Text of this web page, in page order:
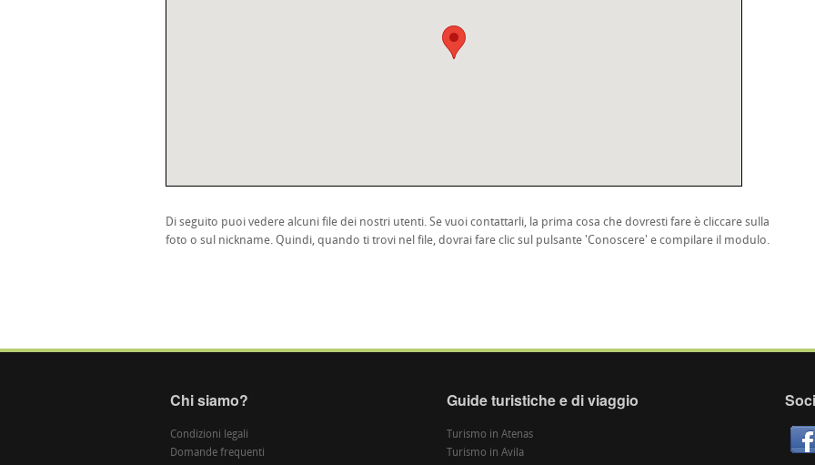
Di seguito puoi vedere alcuni file dei nostri utenti. Se vuoi contattarli, la prima cosa che dovresti fare è cliccare sulla
foto o sul nickname. Quindi, quando ti trovi nel file, dovrai fare clic sul pulsante 'Conoscere' e compilare il modulo.
Chi siamo?
Condizioni legali
Domande frequenti
Guide turistiche e di viaggio
Turismo in Atenas
Turismo in Avila